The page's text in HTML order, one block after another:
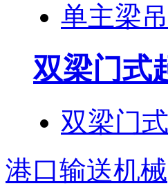
单主梁
双梁门式
双梁门
港口输送机械